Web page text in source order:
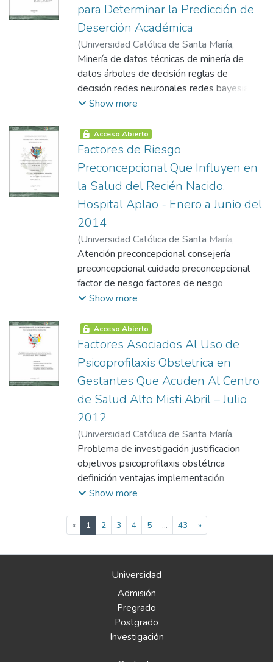
para Determinar la Predicción de
Deserción Académica
(Universidad Católica de Santa María,
2015-01-21)Sulla Torres, José Alfredo
Minería de datos técnicas de minería de
datos árboles de decisión reglas de
decisión redes neuronales redes bayesianas
reglas de asociación algoritmos genéticos
modelización estadística no paramétrica
análisis predictivo minería de datos
educativo crisp-dm desarrollo de la
propuesta pruebas y resultados de la
precisión del algoritmo de la eficiencia del
algoritmo
Show more
Acceso Abierto
Factores de Riesgo
Preconcepcional Que Influyen en
la Salud del Recién Nacido.
Hospital Aplao - Enero a Junio del
2014
(Universidad Católica de Santa María,
2015-01-22)Torres Huaracha, Katherine
Valery
Atención preconcepcional consejería
preconcepcional cuidado preconcepcional
factor de riesgo factores de riesgo
preconcepcional dimensión clínica
Show more
Acceso Abierto
Factores Asociados Al Uso de
Psicoprofilaxis Obstetrica en
Gestantes Que Acuden Al Centro
de Salud Alto Misti Abril – Julio
2012
(Universidad Católica de Santa María,
2015-04-09 )Huancara Kana, Denisse
Problema de investigación justificacion
objetivos psicoprofilaxis obstétrica
definición ventajas implementación
sesiones
Show more
« 1(current)
2 3 4 5 ... 43 »
Universidad
Admisión
Pregrado
Postgrado
Investigación